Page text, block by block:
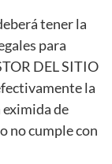
tener la
para
DEL SITIO
la
eximida de
no cumple con